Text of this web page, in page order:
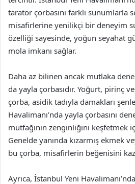
tarator çorbasını farklı sunumlarla
misafirlerine yenilikçi bir deneyim
özelliği sayesinde, yoğun seyahat
mola imkanı sağlar.
Daha az bilinen ancak mutlaka
da yayla çorbasıdır. Yoğurt, pirinç
çorba, asidik tadıyla damakları
Havalimanı’nda yayla çorbasını
mutfağının zenginliğini keşfetmek
Genelde yanında kızarmış ekmek
bu çorba, misafirlerin beğenisini
Ayrıca, İstanbul Yeni